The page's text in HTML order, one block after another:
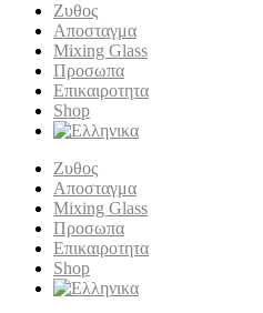
Ζυθος
Αποσταγμα
Mixing Glass
Προσωπα
Επικαιροτητα
Shop
Ζυθος
Αποσταγμα
Mixing Glass
Προσωπα
Επικαιροτητα
Shop